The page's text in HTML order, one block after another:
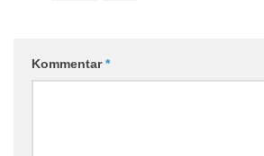
Kommentar*